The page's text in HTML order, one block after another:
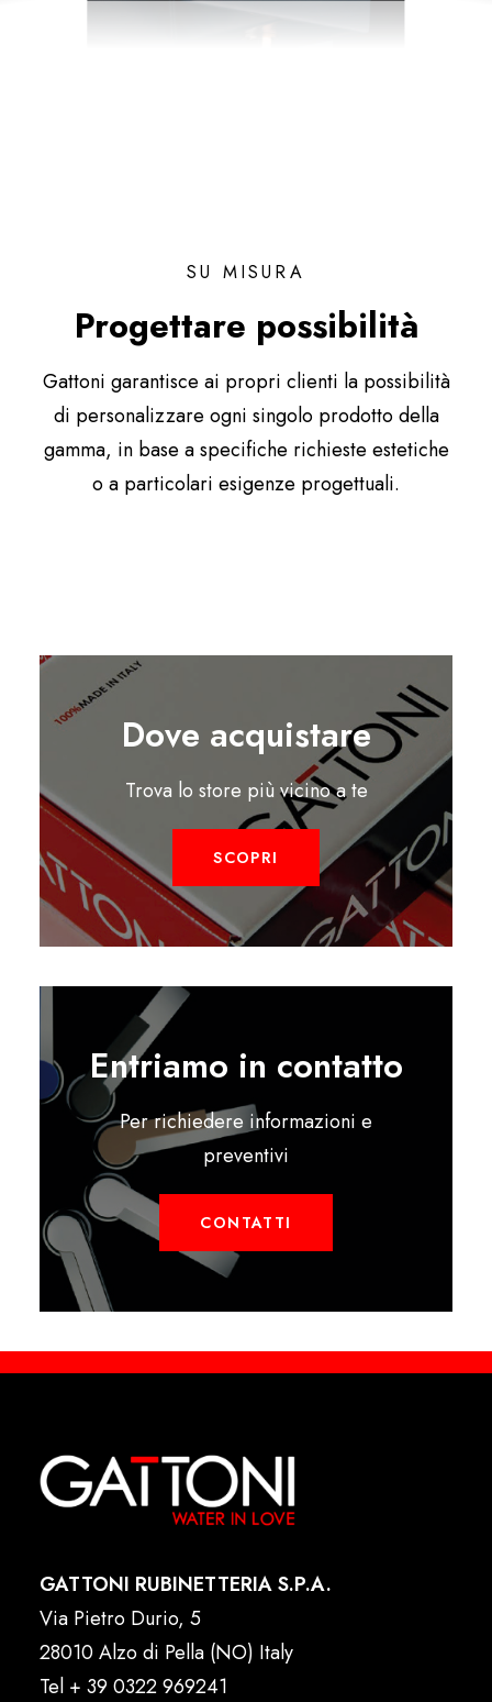
SU MISURA
Progettare possibilità
Gattoni garantisce ai propri clienti la possibilità
di personalizzare ogni singolo prodotto della
gamma, in base a specifiche richieste estetiche
o a particolari esigenze progettuali.
Dove acquistare
Trova lo store più vicino a te
SCOPRI
Entriamo in contatto
Per richiedere informazioni e
preventivi
CONTATTI
GATTONI RUBINETTERIA S.P.A.
Via Pietro Durio, 5
28010 Alzo di Pella (NO) Italy
Tel + 39 0322 969241